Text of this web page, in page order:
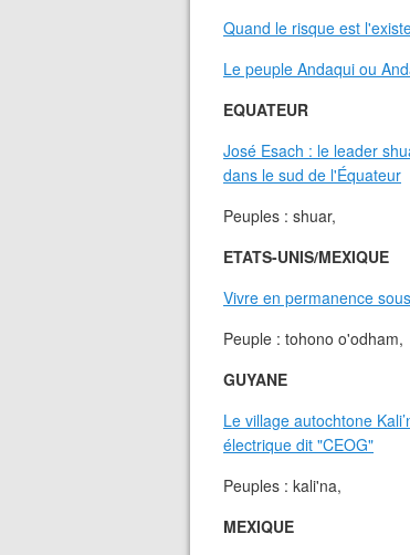
Quand le risque est
Le peuple Andaqui ou
EQUATEUR
José Esach : le leader
dans le sud de l'Équateur
Peuples : shuar,
ETATS-UNIS/MEXIQUE
Vivre en permanence
Peuple : tohono o'odham,
GUYANE
Le village autochtone
électrique dit "CEOG"
Peuples : kali'na,
MEXIQUE